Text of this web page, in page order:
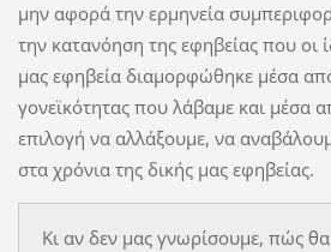
μην αφορά την ερμηνεία
την κατανόηση της εφηβείας που οι
μας εφηβεία διαμορφώθηκε μέσα
γονεϊκότητας που λάβαμε και μέσα
επιλογή να αλλάξουμε, να
στα χρόνια της δικής μας εφηβείας.
Κι αν δεν μας γνωρίσουμε, πώς